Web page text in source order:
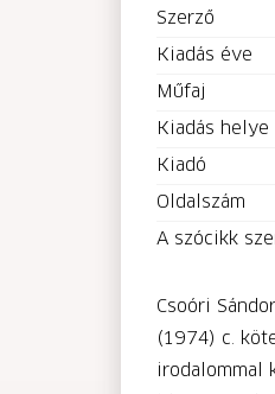
Szerző
Kiadás éve
Műfaj
Kiadás helye
Kiadó
Oldalszám
A szócikk
Csoóri
(1974) c.
irodalommal